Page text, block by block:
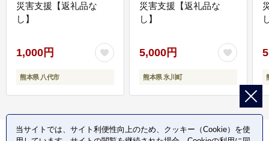
災害支援【返礼品な
し】
1,000円
熊本県 八代市
災害支援【返礼品な
し】
5,000円
熊本県 氷川町
当サイトでは、サイト利便性向上のため、クッキー（Cookie）を使